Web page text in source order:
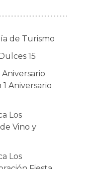
de Turismo
15
Aniversario
Aniversario
Los
Vino y
Los